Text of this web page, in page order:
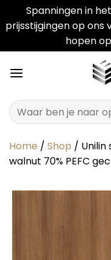
Spanningen in
prijsstijgingen op ons
hopen
naar
Zoeken
naar:
Home / Shop / Unilin
walnut 70% PEFC